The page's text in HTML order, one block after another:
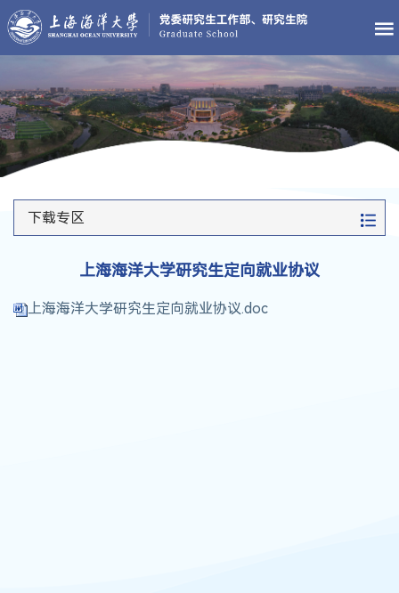
下载专区
上海海洋大学研究生定向就业协议
上海海洋大学研究生定向就业协议.doc